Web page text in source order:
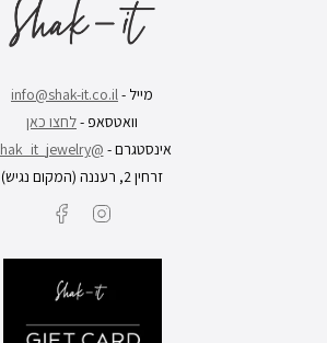
מייל - info@shak-it.co.il
וואטסאפ -לחצו כאן
אינסטגרם - @shak_it_jewelry
זרחין 2, רעננה (המקום נגיש)
Instagram